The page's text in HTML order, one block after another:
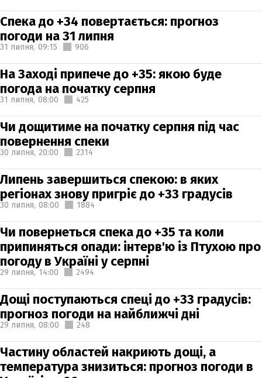
Спека до +34 повертається: прогноз
погоди на 31 липня
31 липня, 09:15 906
На Заході припече до +35: якою буде
погода на початку серпня
31 липня, 08:00 425
Чи дощитиме на початку серпня під час
повернення спеки
30 липня, 20:00 2314
Липень завершиться спекою: в яких
регіонах знову пригріє до +33 градусів
30 липня, 08:00 1884
Чи повернеться спека до +35 та коли
припиняться опади: інтерв'ю із Птухою про
погоду в Україні у серпні
29 липня, 14:00 2494
Дощі поступаються спеці до +33 градусів:
прогноз погоди на найближчі дні
29 липня, 08:00 248
Частину областей накриють дощі, а
температура знизиться: прогноз погоди в